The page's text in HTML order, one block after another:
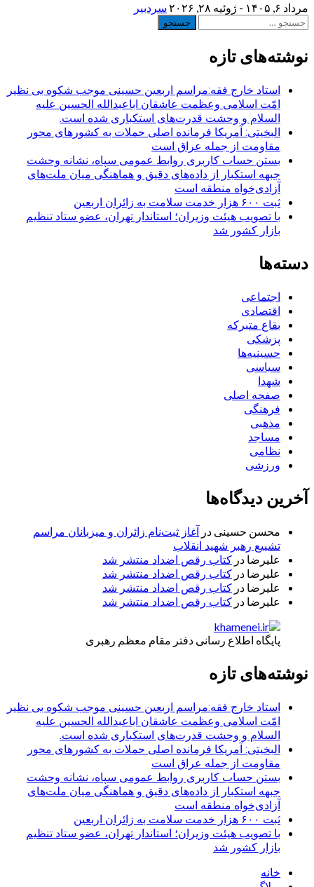
مرداد ۶, ۱۴۰۵ - ژوئیه ۲۸, ۲۰۲۶
سردبیر
جستجو
نوشته‌های تازه
استاد خارج فقه:مراسم اربعین حسینی موجب شکوه بی نظیر
امّت اسلامی وعظمت عاشقان اباعبدالله الحسین علیه
السلام و وحشت قدرت‌های استکباری شده است.
البخیتی: آمریکا فرمانده اصلی حملات به کشورهای محور
مقاومت از جمله عراق است
بستن حساب کاربری روابط عمومی سپاه، نشانه‌ وحشت
جبهه استکبار از داده‌های دقیق و هماهنگی میان ملت‌های
آزادی‌خواه منطقه است
ثبت ۶۰۰ هزار خدمت سلامت به زائران اربعین
با تصویب هیئت وزیران؛ استاندار تهران، عضو ستاد تنظیم
بازار کشور شد
دسته‌ها
اجتماعی
اقتصادی
بقاع متبرکه
پزشکی
حسینیه‌ها
سیاسی
شهدا
صفحه اصلی
فرهنگی
مذهبی
مساجد
نظامی
ورزشی
آخرین دیدگاه‌ها
محسن حسینی در آغاز ثبت‌نام زائران و میزبانان مراسم
تشییع رهبر شهید انقلاب
علیرضا در کتاب رقص اضداد منتشر شد
علیرضا در کتاب رقص اضداد منتشر شد
علیرضا در کتاب رقص اضداد منتشر شد
علیرضا در کتاب رقص اضداد منتشر شد
پایگاه اطلاع رسانی دفتر مقام معظم رهبری
نوشته‌های تازه
استاد خارج فقه:مراسم اربعین حسینی موجب شکوه بی نظیر
امّت اسلامی وعظمت عاشقان اباعبدالله الحسین علیه
السلام و وحشت قدرت‌های استکباری شده است.
البخیتی: آمریکا فرمانده اصلی حملات به کشورهای محور
مقاومت از جمله عراق است
بستن حساب کاربری روابط عمومی سپاه، نشانه‌ وحشت
جبهه استکبار از داده‌های دقیق و هماهنگی میان ملت‌های
آزادی‌خواه منطقه است
ثبت ۶۰۰ هزار خدمت سلامت به زائران اربعین
با تصویب هیئت وزیران؛ استاندار تهران، عضو ستاد تنظیم
بازار کشور شد
خانه